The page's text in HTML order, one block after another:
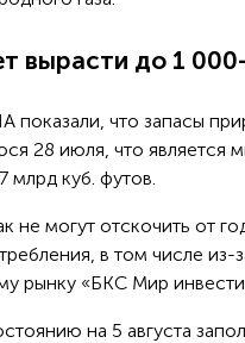
вырасти до 1
показали, что запасы
28 июля, что является
млрд куб. футов.
не могут отскочить от
в том числе из-
рынку «БКС Мир
на 5 августа